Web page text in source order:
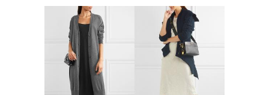
Трикотажное платье Обувь к платью